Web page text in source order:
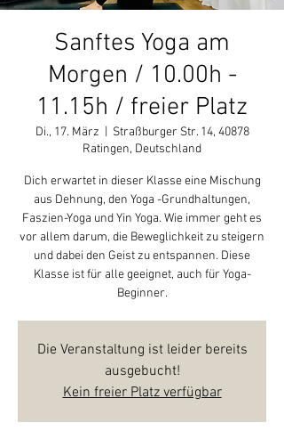
Sanftes Yoga am
Morgen / 10.00h -
11.15h / freier Platz
Di., 17. März
Straßburger Str. 14, 40878
Ratingen, Deutschland
Dich erwartet in dieser Klasse eine Mischung
aus Dehnung, den Yoga -Grundhaltungen,
Faszien-Yoga und Yin Yoga. Wie immer geht es
vor allem darum, die Beweglichkeit zu steigern
und dabei den Geist zu entspannen. Diese
Klasse ist für alle geeignet, auch für Yoga-
Beginner.
Die Veranstaltung ist leider bereits
ausgebucht!
Kein freier Platz verfügbar